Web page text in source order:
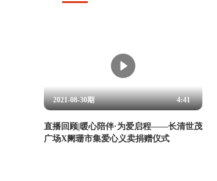
2021-08-30期 4:41
直播回顾|暖心陪伴·为爱启程——长清世茂
广场X阑珊市集爱心义卖捐赠仪式